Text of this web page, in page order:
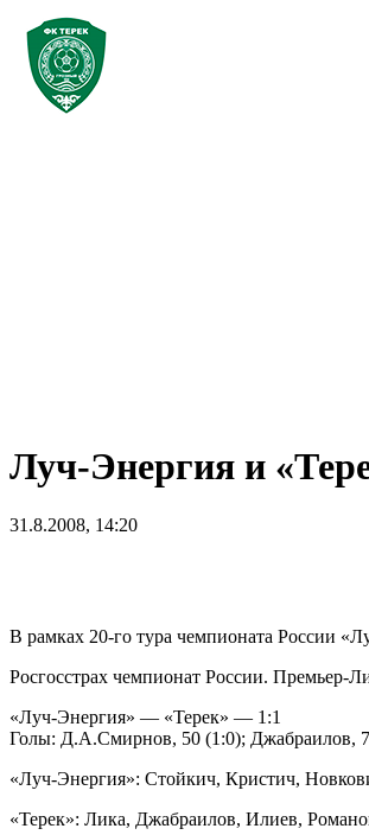
Луч-Энергия и
31.8.2008, 14:20
В рамках 20-го тура чемпионата России
Росгосстрах чемпионат России. Премьер-
«Луч-Энергия» — «Терек» — 1:1
Голы: Д.А.Смирнов, 50 (1:0); Джабраилов,
«Луч-Энергия»: Стойкич, Кристич,
«Терек»: Лика, Джабраилов, Илиев,